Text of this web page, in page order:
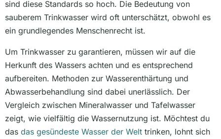
sind diese Standards so hoch. Die Bedeutung von
sauberem Trinkwasser wird oft unterschätzt, obwohl es
ein grundlegendes Menschenrecht ist.
Um Trinkwasser zu garantieren, müssen wir auf die
Herkunft des Wassers achten und es entsprechend
aufbereiten. Methoden zur Wasserenthärtung und
Abwasserbehandlung sind dabei unerlässlich. Der
Vergleich zwischen Mineralwasser und Tafelwasser
zeigt, wie vielfältig die Wassernutzung ist. Möchtest du
das das gesündeste Wasser der Welt trinken, lohnt sich